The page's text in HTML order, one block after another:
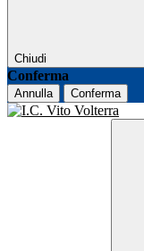
Chiudi
Conferma
Annulla Conferma